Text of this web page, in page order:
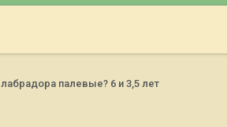
палевые? 6 и 3,5 лет